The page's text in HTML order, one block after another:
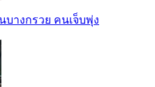
บางกรวย คนเจ็บพุ่ง